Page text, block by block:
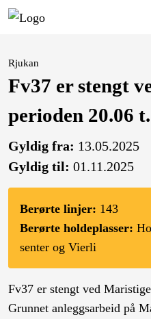
Rjukan
Fv37 er stengt
perioden 20.06
Gyldig fra: 13.05.2025
Gyldig til: 01.11.2025
Berørte linjer: 143
Berørte holdeplasser:
senter og Vierli
Fv37 er stengt ved
Grunnet anleggsarbeid på